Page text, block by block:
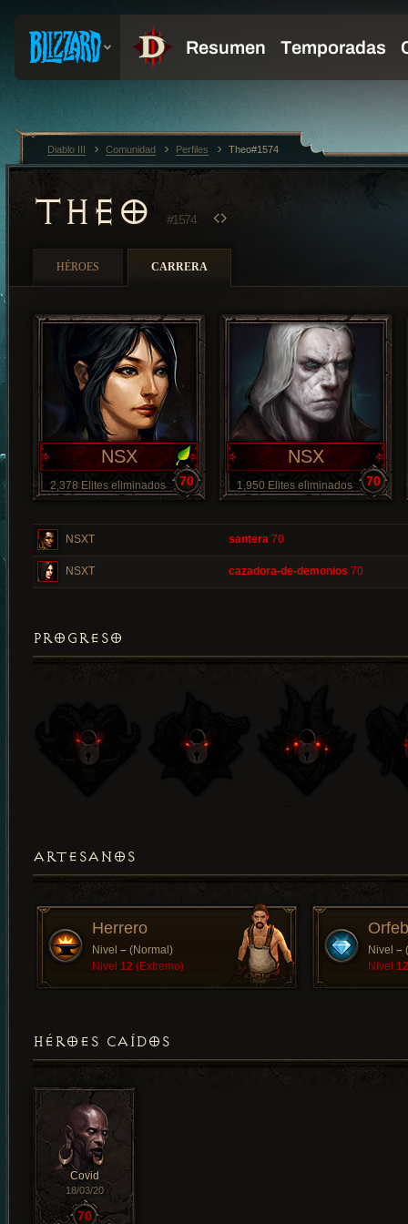
THEO #1574
HÉROES CARRERA
NSX
2,378 Elites eliminados 70
NSX
1,950 Elites eliminados 70
NSXT santera 70
NSXT cazadora-de-demonios 70
PROGRESO
ARTESANOS
Herrero
Nivel – (Normal)
Nivel 12 (Extremo)
Nivel –
Nivel 12
HÉROES CAÍDOS
Covid
18/03/20
70
Diablo III Comunidad Perfiles Theo#1574